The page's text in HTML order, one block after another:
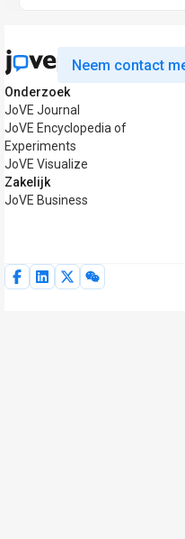
Neem contact
Onderzoek
JoVE Journal
JoVE Encyclopedia of
Experiments
JoVE Visualize
Zakelijk
JoVE Business